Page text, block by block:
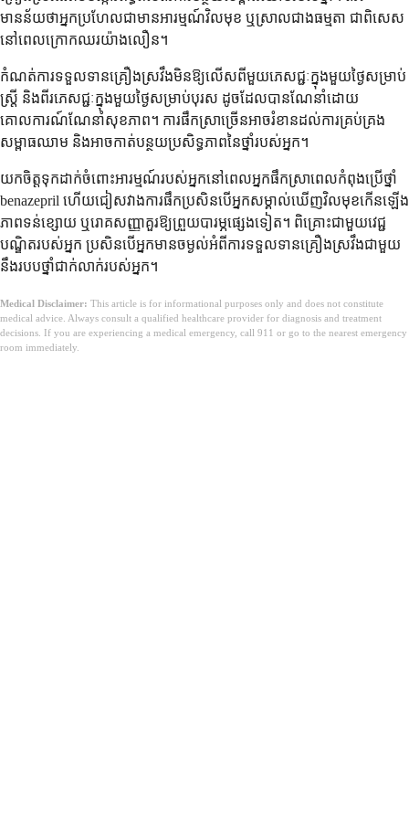
មានន័យថាអ្នកប្រហែលជាមានអារម្មណ៍វិលមុខ ឬស្រាលជាងធម្មតា ជាពិសេស
នៅពេលក្រោកឈរយ៉ាងលឿន។
កំណត់ការទទួលទានគ្រឿងស្រវឹងមិនឱ្យលើសពីមួយភេសជ្ជៈក្នុងមួយថ្ងៃសម្រាប់
ស្ត្រី និងពីរភេសជ្ជៈក្នុងមួយថ្ងៃសម្រាប់បុរស ដូចដែលបានណែនាំដោយ
គោលការណ៍ណែនាំសុខភាព។ ការផឹកស្រាច្រើនអាចរំខានដល់ការគ្រប់គ្រង
សម្ពាធឈាម និងអាចកាត់បន្ថយប្រសិទ្ធភាពនៃថ្នាំរបស់អ្នក។
យកចិត្តទុកដាក់ចំពោះអារម្មណ៍របស់អ្នកនៅពេលអ្នកផឹកស្រាពេលកំពុងប្រើថ្នាំ
benazepril ហើយជៀសវាងការផឹកប្រសិនបើអ្នកសម្គាល់ឃើញវិលមុខកើនឡើង
ភាពទន់ខ្សោយ ឬរោគសញ្ញាគួរឱ្យព្រួយបារម្ភផ្សេងទៀត។ ពិគ្រោះជាមួយវេជ្ជ
បណ្ឌិតរបស់អ្នក ប្រសិនបើអ្នកមានចម្ងល់អំពីការទទួលទានគ្រឿងស្រវឹងជាមួយ
នឹងរបបថ្នាំជាក់លាក់របស់អ្នក។
Medical Disclaimer: This article is for informational purposes only and does not constitute
medical advice. Always consult a qualified healthcare provider for diagnosis and treatment
decisions. If you are experiencing a medical emergency, call 911 or go to the nearest emergency
room immediately.